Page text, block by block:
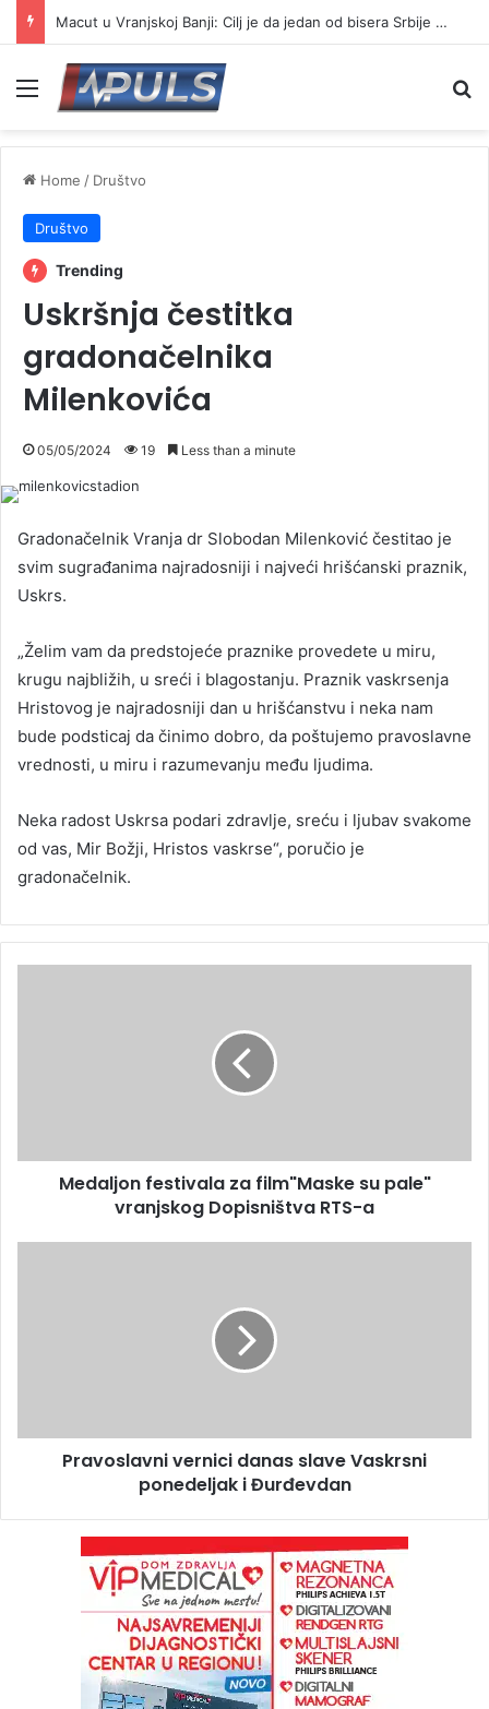
Macut u Vranjskoj Banji: Cilj je da jedan od bisera Srbije postane još jači centar banjskog turizma
Menu
Home / Društvo
Društvo
Trending
Uskršnja čestitka
gradonačelnika
Milenkovića
05/05/2024 19 Less than a minute
Gradonačelnik Vranja dr Slobodan Milenković čestitao je
svim sugrađanima najradosniji i najveći hrišćanski praznik,
Uskrs.
„Želim vam da predstojeće praznike provedete u miru,
krugu najbližih, u sreći i blagostanju. Praznik vaskrsenja
Hristovog je najradosniji dan u hrišćanstvu i neka nam
bude podsticaj da činimo dobro, da poštujemo pravoslavne
vrednosti, u miru i razumevanju među ljudima.
Neka radost Uskrsa podari zdravlje, sreću i ljubav svakome
od vas, Mir Božji, Hristos vaskrse“, poručio je
gradonačelnik.
Medaljon festivala za film"Maske su pale"
vranjskog Dopisništva RTS-a
Pravoslavni vernici danas slave Vaskrsni
ponedeljak i Đurđevdan